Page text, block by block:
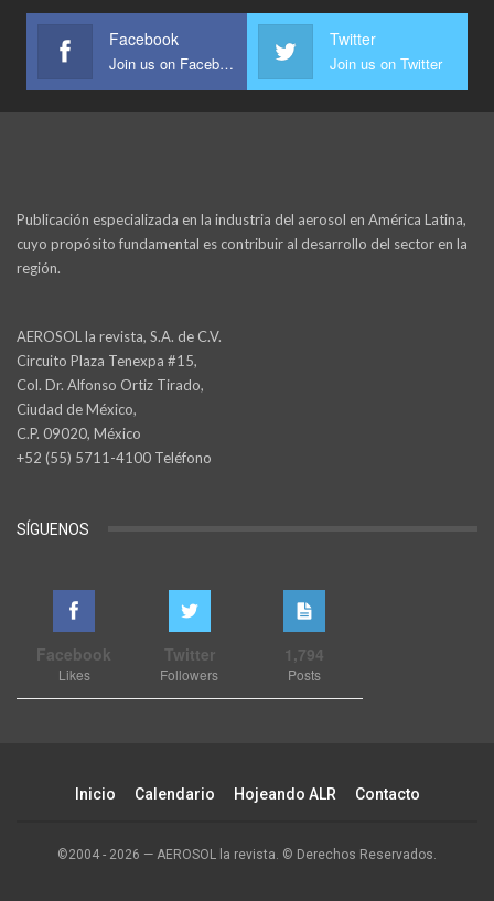
Facebook
Join us on Facebook
Twitter
Join us on Twitter
Publicación especializada en la industria del aerosol en América Latina,
cuyo propósito fundamental es contribuir al desarrollo del sector en la
región.
AEROSOL la revista, S.A. de C.V.
Circuito Plaza Tenexpa #15,
Col. Dr. Alfonso Ortiz Tirado,
Ciudad de México,
C.P. 09020, México
+52 (55) 5711-4100 Teléfono
SÍGUENOS
Facebook
Likes
Twitter
Followers
1,794
Posts
Inicio Calendario Hojeando ALR Contacto
©2004 - 2026 — AEROSOL la revista. © Derechos Reservados.